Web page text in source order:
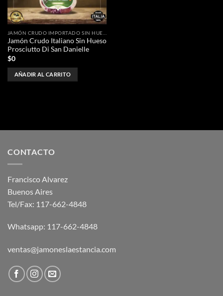
Jamón Crudo Italiano Sin Hueso
Prosciutto Di San Danielle
$0
AÑADIR AL CARRITO
CONTACTO
Francisco Alvarez
Buenos Aires
Tel/Fax: 117-662-4848
Whatsapp: 117-662-4848
ventas@jamoneslaestancia.com